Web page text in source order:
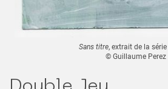
Sans titre, extrait de la série
© Guillaume Perez